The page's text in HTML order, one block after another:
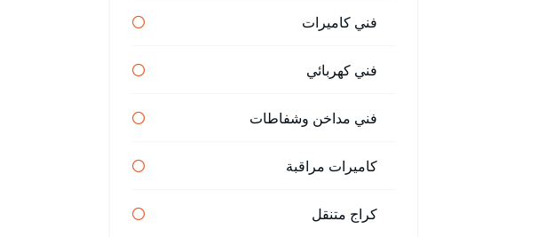
فني كاميرات
فني كهربائي
فني مداخن وشفاطات
كاميرات مراقبة
كراج متنقل